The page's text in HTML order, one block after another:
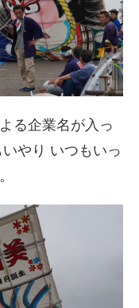
る企業名が入っ
やり いつもいっ